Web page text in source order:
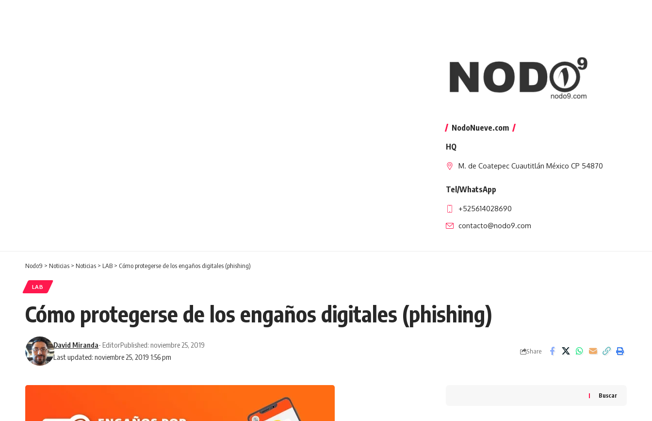
NodoNueve.com
HQ
M. de Coatepec Cuautitlán México CP 54870
Tel/WhatsApp
+525614028690
contacto@nodo9.com
Nodo9 > Noticias > Noticias > LAB > Cómo protegerse de los engaños digitales (phishing)
LAB
Cómo protegerse de los engaños digitales (phishing)
Last updated: noviembre 25, 2019 1:56 pm
David Miranda- EditorPublished: noviembre 25, 2019
Share
Buscar